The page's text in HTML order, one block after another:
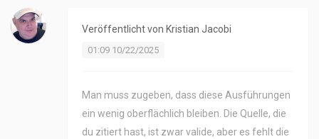
Veröffentlicht von Kristian Jacobi
01:09 10/22/2025
Man muss zugeben, dass diese Ausführungen
ein wenig oberflächlich bleiben. Die Quelle, die
du zitiert hast, ist zwar valide, aber es fehlt die